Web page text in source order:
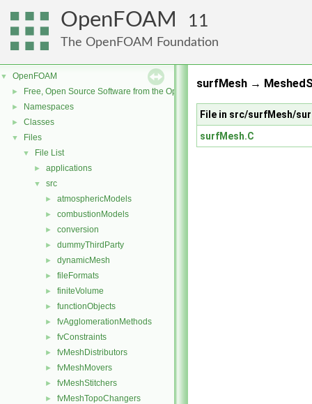
OpenFOAM 11
The OpenFOAM Foundation
▼ OpenFOAM
► Free, Open Source Software from the OpenFOAM Foundation
► Namespaces
► Classes
▼ Files
▼ File List
► applications
▼ src
► atmosphericModels
► combustionModels
► conversion
► dummyThirdParty
► dynamicMesh
► fileFormats
► finiteVolume
► functionObjects
► fvAgglomerationMethods
► fvConstraints
► fvMeshDistributors
► fvMeshMovers
► fvMeshStitchers
► fvMeshTopoChangers
surfMesh →
File in src/surfMesh/
surfMesh.C